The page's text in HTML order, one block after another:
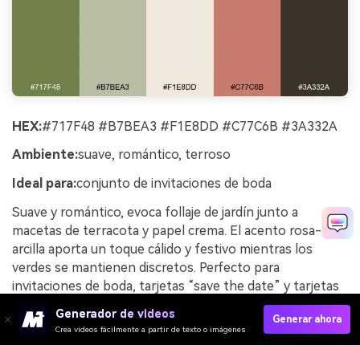
HEX:#717F48 #B7BEA3 #F1E8DD #C77C6B #3A332A
Ambiente:suave, romántico, terroso
Ideal para:conjunto de invitaciones de boda
Suave y romántico, evoca follaje de jardín junto a
macetas de terracota y papel crema. El acento rosa-
arcilla aporta un toque cálido y festivo mientras los
verdes se mantienen discretos. Perfecto para
invitaciones de boda, tarjetas “save the date” y tarjetas
de mesa con temática natural. Consejo de uso: imprime
en papel sin recubrimiento y usa el marrón más oscuro
Generador de videos
Crea videos fácilmente a partir de texto o imágenes
Generar ahora